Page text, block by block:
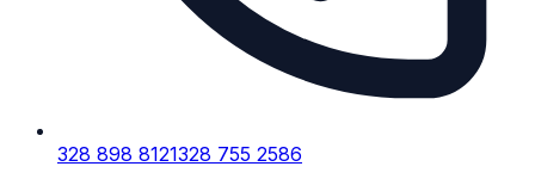
328 898 8121328 755 2586